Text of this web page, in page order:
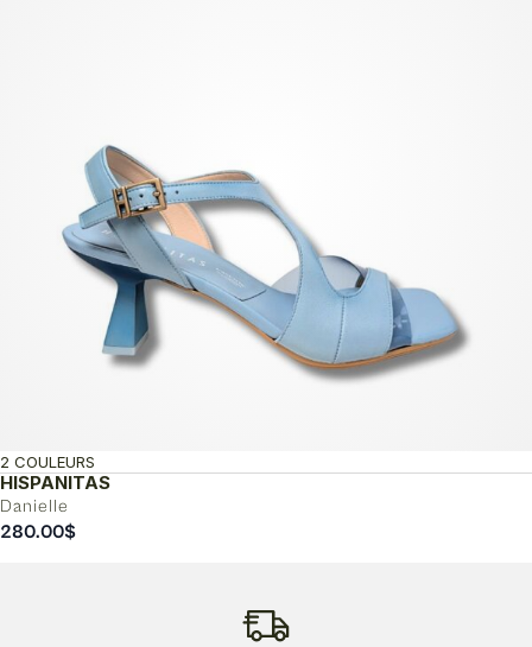
HISPANITAS
Danielle
2 COULEURS
280.00$